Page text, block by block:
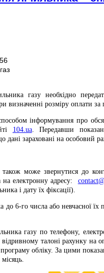
газу необхідно
визначенні розміру оплати за
інформування про
104.ua. Передавши
дані зараховані на особовий
може звернутися до
на електронну адресу:
і дату їх фіксації).
6-го числа або невчасної їх
газу по телефону,
талоні рахунку на
обліку. За цими